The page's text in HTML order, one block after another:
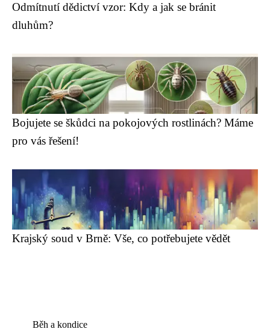
Odmítnutí dědictví vzor: Kdy a jak se bránit
dluhům?
Bojujete se škůdci na pokojových rostlinách? Máme
pro vás řešení!
Krajský soud v Brně: Vše, co potřebujete vědět
Běh a kondice